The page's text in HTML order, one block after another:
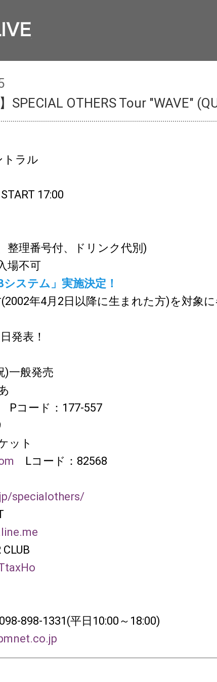
SPECIAL OTHERS Tour "WAVE"
トラル
17:00
整理番号付、ドリンク代別)
場不可
システム」実施決定！
年4月2日以降に生まれた方)を対象
発表！
)一般発売
Pコード：177-557
ット
Lコード：82568
specialothers/
898-1331(平日10:00～18:00)